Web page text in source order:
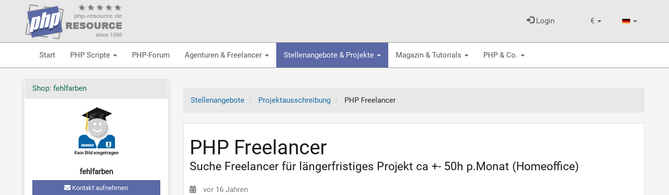
€
Login
Start PHP Scripte PHP-Forum Agenturen & Freelancer Stellenangebote & Projekte Magazin & Tutorials PHP & Co.
Stellenangebote Projektausschreibung PHP Freelancer
PHP Freelancer
Suche Freelancer für längerfristiges Projekt ca +- 50h p.Monat (Homeoffice)
vor 16 Jahren
Shop: fehlfarben
fehlfarben
Kontakt aufnehmen